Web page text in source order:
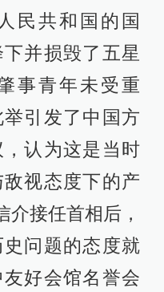
民共和国的国
并损毁了五星
事青年未受重
引发了中国方
认为这是当时
视态度下的产
接任首相后，
问题的态度就
好会馆名誉会